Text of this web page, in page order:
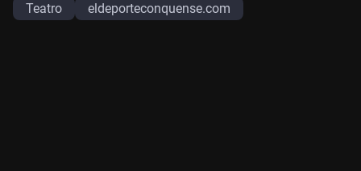
Teatro
eldeporteconquense.com